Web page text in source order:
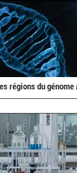
régions du